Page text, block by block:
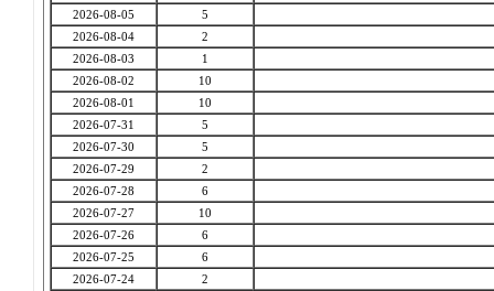
2026-08-05
5
2026-08-04
2
2026-08-03
1
2026-08-02
10
2026-08-01
10
2026-07-31
5
2026-07-30
5
2026-07-29
2
2026-07-28
6
2026-07-27
10
2026-07-26
6
2026-07-25
6
2026-07-24
2